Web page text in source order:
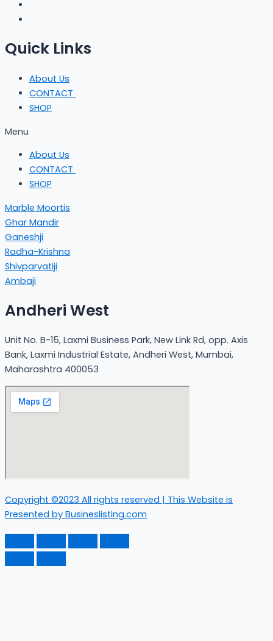
Quick Links
About Us
CONTACT
SHOP
Menu
About Us
CONTACT
SHOP
Marble Moortis
Ghar Mandir
Ganeshji
Radha-Krishna
Shivparvatiji
Ambaji
Andheri West
Unit No. B-15, Laxmi Business Park, New Link Rd, opp. Axis
Bank, Laxmi Industrial Estate, Andheri West, Mumbai,
Maharashtra 400053
Copyright ©2023 All rights reserved | This Website is
Presented by Busineslisting.com